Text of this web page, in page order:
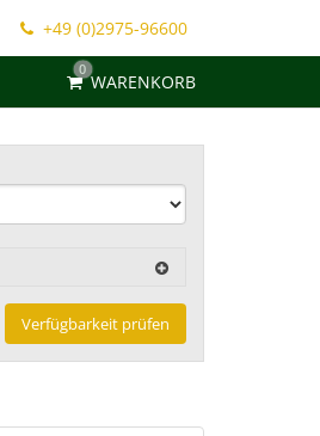
+49 (0)2975-96600
0
WARENKORB
Verfügbarkeit prüfen